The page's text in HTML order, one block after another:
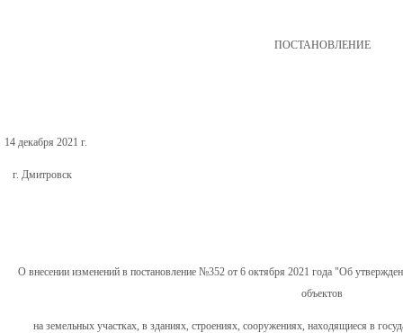
ПОСТАНОВЛЕНИЕ
14 декабря
г. Дмитровск
О внесении изменений в постановление №352 от 6 октября 2021 года "Об
объектов
на земельных участках, в зданиях, строениях, сооружениях, находящиеся в